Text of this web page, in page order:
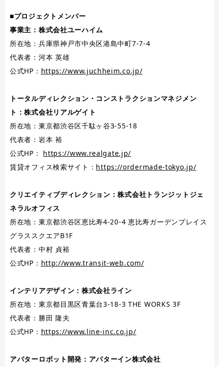
■プロジェクトメンバー
事業主：株式会社ユーハイム
所在地：兵庫県神戸市中央区港島中町7-7-4
代表者：河本 英雄
公式HP： https://www.juchheim.co.jp/
トータルディレクション・コンストラクションマネジメン
ト：株式会社リアルゲイト
所在地：東京都渋谷区千駄ヶ谷3-55-18
代表者：岩本 裕
公式HP： https://www.realgate.jp/
賃貸オフィス検索サイト： https://ordermade-tokyo.jp/
クリエイティブディレクション：株式会社トランジットジェ
ネラルオフィス
所在地：東京都渋谷区恵比寿4-20-4 恵比寿ガーデンプレイス
グラススクエアB1F
代表者：中村 貞裕
公式HP： http://www.transit-web.com/
インテリアデザイン：株式会社ライン
所在地：東京都目黒区青葉台3-18-3 THE WORKS 3F
代表者：勝田 隆夫
公式HP： https://www.line-inc.co.jp/
アバターロボット開発：アバターイン株式会社